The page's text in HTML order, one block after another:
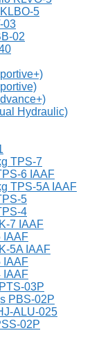
5
03
02
Hydraulic)
TPS-7
6 IAAF
TPS-5A IAAF
5
4
7 IAAF
IAAF
5A IAAF
IAAF
IAAF
03P
PBS-02P
ALU-025
02P